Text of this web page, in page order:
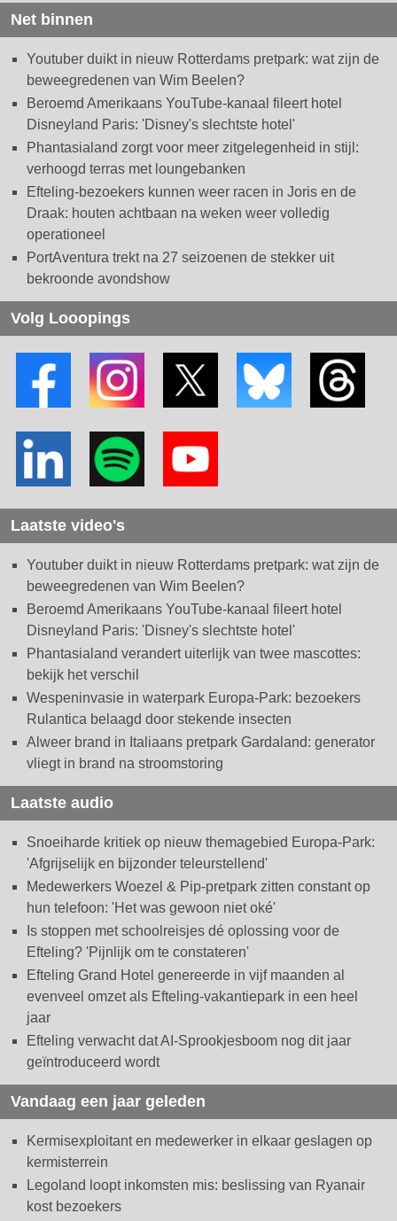
Net binnen
Youtuber duikt in nieuw Rotterdams pretpark: wat zijn de
beweegredenen van Wim Beelen?
Beroemd Amerikaans YouTube-kanaal fileert hotel
Disneyland Paris: 'Disney's slechtste hotel'
Phantasialand zorgt voor meer zitgelegenheid in stijl:
verhoogd terras met loungebanken
Efteling-bezoekers kunnen weer racen in Joris en de
Draak: houten achtbaan na weken weer volledig
operationeel
PortAventura trekt na 27 seizoenen de stekker uit
bekroonde avondshow
Volg Looopings
Laatste video's
Youtuber duikt in nieuw Rotterdams pretpark: wat zijn de
beweegredenen van Wim Beelen?
Beroemd Amerikaans YouTube-kanaal fileert hotel
Disneyland Paris: 'Disney's slechtste hotel'
Phantasialand verandert uiterlijk van twee mascottes:
bekijk het verschil
Wespeninvasie in waterpark Europa-Park: bezoekers
Rulantica belaagd door stekende insecten
Alweer brand in Italiaans pretpark Gardaland: generator
vliegt in brand na stroomstoring
Laatste audio
Snoeiharde kritiek op nieuw themagebied Europa-Park:
'Afgrijselijk en bijzonder teleurstellend'
Medewerkers Woezel & Pip-pretpark zitten constant op
hun telefoon: 'Het was gewoon niet oké'
Is stoppen met schoolreisjes dé oplossing voor de
Efteling? 'Pijnlijk om te constateren'
Efteling Grand Hotel genereerde in vijf maanden al
evenveel omzet als Efteling-vakantiepark in een heel
jaar
Efteling verwacht dat AI-Sprookjesboom nog dit jaar
geïntroduceerd wordt
Vandaag een jaar geleden
Kermisexploitant en medewerker in elkaar geslagen op
kermisterrein
Legoland loopt inkomsten mis: beslissing van Ryanair
kost bezoekers